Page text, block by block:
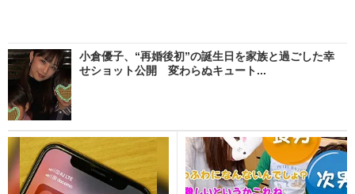
小倉優子、“再婚後初”の誕生日を家族と過ごした幸
せショット公開 変わらぬキュート...